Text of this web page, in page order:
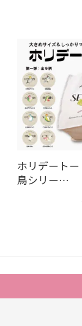
ホリデート
鳥シリー…